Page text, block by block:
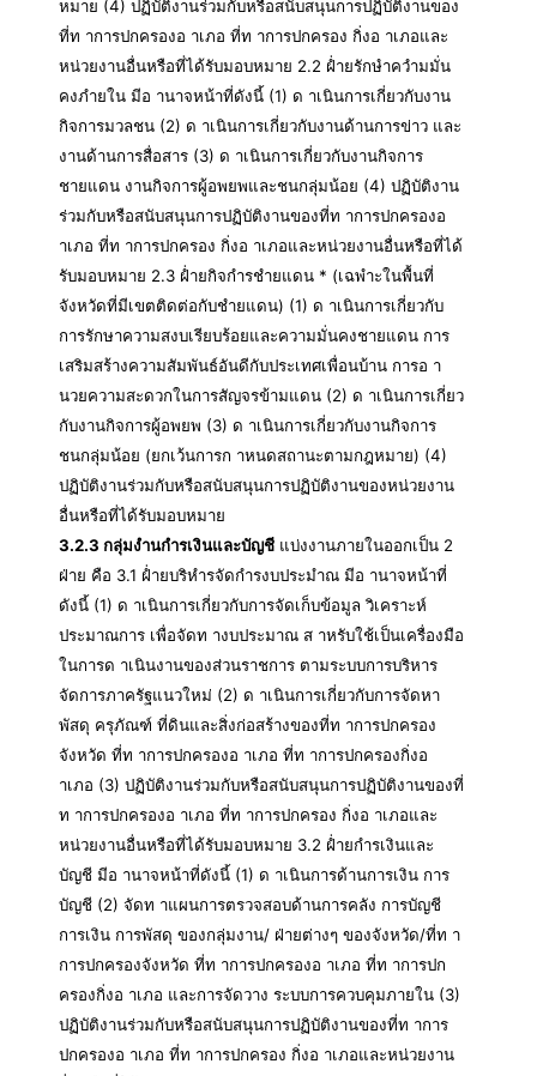
หมาย (4) ปฏิบัติงานร่วมกับหรือสนับสนุนการปฏิบัติงานของ
ที่ท าการปกครองอ าเภอ ที่ท าการปกครอง กิ่งอ าเภอและ
หน่วยงานอื่นหรือที่ได้รับมอบหมาย 2.2 ฝ่ำยรักษำควำมมั่น
คงภำยใน มีอ านาจหน้าที่ดังนี้ (1) ด าเนินการเกี่ยวกับงาน
กิจการมวลชน (2) ด าเนินการเกี่ยวกับงานด้านการข่าว และ
งานด้านการสื่อสาร (3) ด าเนินการเกี่ยวกับงานกิจการ
ชายแดน งานกิจการผู้อพยพและชนกลุ่มน้อย (4) ปฏิบัติงาน
ร่วมกับหรือสนับสนุนการปฏิบัติงานของที่ท าการปกครองอ
าเภอ ที่ท าการปกครอง กิ่งอ าเภอและหน่วยงานอื่นหรือที่ได้
รับมอบหมาย 2.3 ฝ่ำยกิจกำรชำยแดน * (เฉพำะในพื้นที่
จังหวัดที่มีเขตติดต่อกับชำยแดน) (1) ด าเนินการเกี่ยวกับ
การรักษาความสงบเรียบร้อยและความมั่นคงชายแดน การ
เสริมสร้างความสัมพันธ์อันดีกับประเทศเพื่อนบ้าน การอ า
นวยความสะดวกในการสัญจรข้ามแดน (2) ด าเนินการเกี่ยว
กับงานกิจการผู้อพยพ (3) ด าเนินการเกี่ยวกับงานกิจการ
ชนกลุ่มน้อย (ยกเว้นการก าหนดสถานะตามกฎหมาย) (4)
ปฏิบัติงานร่วมกับหรือสนับสนุนการปฏิบัติงานของหน่วยงาน
อื่นหรือที่ได้รับมอบหมาย
3.2.3 กลุ่มงำนกำรเงินและบัญชี แบ่งงานภายในออกเป็น 2
ฝ่าย คือ 3.1 ฝ่ำยบริหำรจัดกำรงบประมำณ มีอ านาจหน้าที่
ดังนี้ (1) ด าเนินการเกี่ยวกับการจัดเก็บข้อมูล วิเคราะห์
ประมาณการ เพื่อจัดท างบประมาณ ส าหรับใช้เป็นเครื่องมือ
ในการด าเนินงานของส่วนราชการ ตามระบบการบริหาร
จัดการภาครัฐแนวใหม่ (2) ด าเนินการเกี่ยวกับการจัดหา
พัสดุ ครุภัณฑ์ ที่ดินและสิ่งก่อสร้างของที่ท าการปกครอง
จังหวัด ที่ท าการปกครองอ าเภอ ที่ท าการปกครองกิ่งอ
าเภอ (3) ปฏิบัติงานร่วมกับหรือสนับสนุนการปฏิบัติงานของที่
ท าการปกครองอ าเภอ ที่ท าการปกครอง กิ่งอ าเภอและ
หน่วยงานอื่นหรือที่ได้รับมอบหมาย 3.2 ฝ่ำยกำรเงินและ
บัญชี มีอ านาจหน้าที่ดังนี้ (1) ด าเนินการด้านการเงิน การ
บัญชี (2) จัดท าแผนการตรวจสอบด้านการคลัง การบัญชี
การเงิน การพัสดุ ของกลุ่มงาน/ ฝ่ายต่างๆ ของจังหวัด/ที่ท า
การปกครองจังหวัด ที่ท าการปกครองอ าเภอ ที่ท าการปก
ครองกิ่งอ าเภอ และการจัดวาง ระบบการควบคุมภายใน (3)
ปฏิบัติงานร่วมกับหรือสนับสนุนการปฏิบัติงานของที่ท าการ
ปกครองอ าเภอ ที่ท าการปกครอง กิ่งอ าเภอและหน่วยงาน